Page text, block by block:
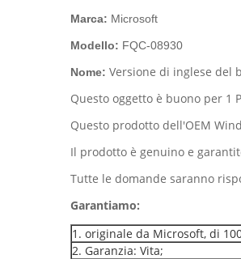
Marca: Microsoft
Modello: FQC-08930
Nome: Versione di inglese del
Questo oggetto è buono per 1
Questo prodotto dell'OEM
Il prodotto è genuino e
Tutte le domande saranno
Garantiamo:
1. originale da Microsoft, di
2. Garanzia: Vita;